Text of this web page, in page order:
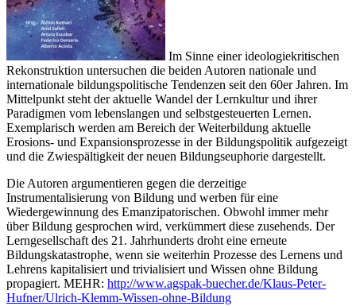
Im Sinne einer ideologiekritischen
Rekonstruktion untersuchen die beiden Autoren nationale und
internationale bildungspolitische Tendenzen seit den 60er Jahren. Im
Mittelpunkt steht der aktuelle Wandel der Lernkultur und ihrer
Paradigmen vom lebenslangen und selbstgesteuerten Lernen.
Exemplarisch werden am Bereich der Weiterbildung aktuelle
Erosions- und Expansionsprozesse in der Bildungspolitik aufgezeigt
und die Zwiespältigkeit der neuen Bildungseuphorie dargestellt.
Die Autoren argumentieren gegen die derzeitige
Instrumentalisierung von Bildung und werben für eine
Wiedergewinnung des Emanzipatorischen. Obwohl immer mehr
über Bildung gesprochen wird, verkümmert diese zusehends. Der
Lerngesellschaft des 21. Jahrhunderts droht eine erneute
Bildungskatastrophe, wenn sie weiterhin Prozesse des Lernens und
Lehrens kapitalisiert und trivialisiert und Wissen ohne Bildung
propagiert. MEHR: http://www.agspak-buecher.de/Klaus-Peter-
Hufner/Ulrich-Klemm-Wissen-ohne-Bildung